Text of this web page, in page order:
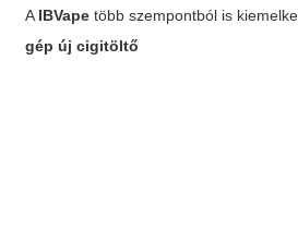
A IBVape több szempontból is
gép új cigitöltő